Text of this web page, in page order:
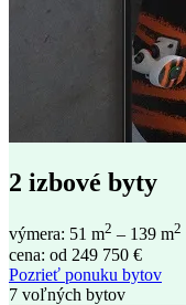
2 izbové byty
výmera: 51 m2 – 139 m2
cena: od 249 750 €
Pozrieť ponuku bytov
7 voľných bytov